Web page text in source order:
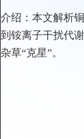
介绍： 本文解析
到铵离子干扰代
杂草“克星”。